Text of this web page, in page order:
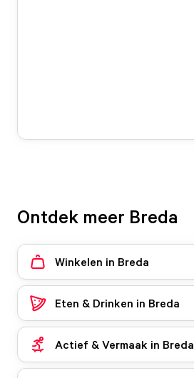
Ontdek meer Breda
Winkelen in Breda
Eten & Drinken in Breda
Actief & Vermaak in Breda